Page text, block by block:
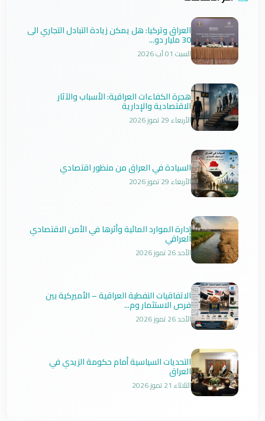
العراق وتركيا: هل يمكن زيادة التبادل التجاري الى
30 مليار دو...
السبت 01 آب 2026
هجرة الكفاءات العراقية: الأسباب والآثار
الاقتصادية والإدارية
الأربعاء 29 تموز 2026
السيادة في العراق من منظور اقتصادي
الأربعاء 29 تموز 2026
إدارة الموارد المائية وأثرها في الأمن الاقتصادي
العراقي
الأحد 26 تموز 2026
الاتفاقيات النفطية العراقية – الأميركية بين
فرص الاستثمار وم...
الأحد 26 تموز 2026
التحديات السياسية أمام حكومة الزيدي في
العراق
الثلاثاء 21 تموز 2026